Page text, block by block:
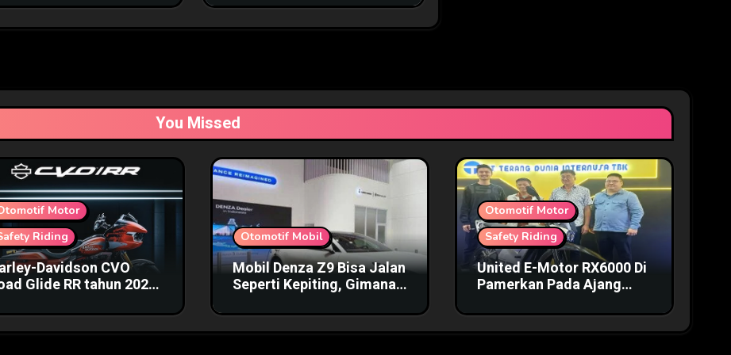
You Missed
Motor
Riding
Davidson CVO
Glide RR tahun 2025
Otomotif Mobil
Mobil Denza Z9 Bisa Jalan
Seperti Kepiting, Gimana
Otomotif Motor
Safety Riding
United E-Motor RX6000 Di
Pamerkan Pada Ajang